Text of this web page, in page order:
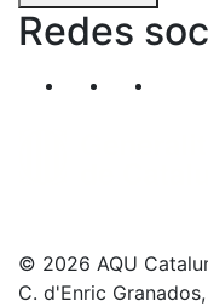
Redes
Segueix-
© 2026 AQU
C. d'Enric